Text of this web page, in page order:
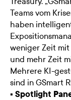
Teams vom
haben
weniger Zeit
und mehr Zeit
Mehrere KI-
sind in GSmart
▪ Spotlight